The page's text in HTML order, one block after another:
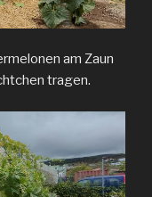
am Zaun
tragen.